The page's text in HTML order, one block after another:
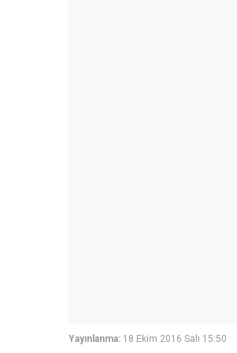
Yayınlanma: 18 Ekim 2016 Salı 15:50